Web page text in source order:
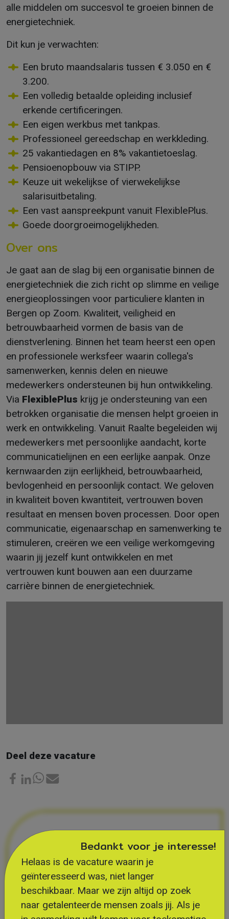
alle middelen om succesvol te groeien binnen de
energietechniek.
Dit kun je verwachten:
Een bruto maandsalaris tussen € 3.050 en €
3.200.
Een volledig betaalde opleiding inclusief
erkende certificeringen.
Een eigen werkbus met tankpas.
Professioneel gereedschap en werkkleding.
25 vakantiedagen en 8% vakantietoeslag.
Pensioenopbouw via STIPP.
Keuze uit wekelijkse of vierwekelijkse
salarisuitbetaling.
Een vast aanspreekpunt vanuit FlexiblePlus.
Goede doorgroeimogelijkheden.
Over ons
Je gaat aan de slag bij een organisatie binnen de
energietechniek die zich richt op slimme en veilige
energieoplossingen voor particuliere klanten in
Bergen op Zoom. Kwaliteit, veiligheid en
betrouwbaarheid vormen de basis van de
dienstverlening. Binnen het team heerst een open
en professionele werksfeer waarin collega's
samenwerken, kennis delen en nieuwe
medewerkers ondersteunen bij hun ontwikkeling.
Via FlexiblePlus krijg je ondersteuning van een
betrokken organisatie die mensen helpt groeien in
werk en ontwikkeling. Vanuit Raalte begeleiden wij
medewerkers met persoonlijke aandacht, korte
communicatielijnen en een eerlijke aanpak. Onze
kernwaarden zijn eerlijkheid, betrouwbaarheid,
bevlogenheid en persoonlijk contact. We geloven
in kwaliteit boven kwantiteit, vertrouwen boven
resultaat en mensen boven processen. Door open
communicatie, eigenaarschap en samenwerking te
stimuleren, creëren we een veilige werkomgeving
waarin jij jezelf kunt ontwikkelen en met
vertrouwen kunt bouwen aan een duurzame
carrière binnen de energietechniek.
Deel deze vacature
Bedankt voor je interesse!
Helaas is de vacature waarin je
geïnteresseerd was, niet langer
beschikbaar. Maar we zijn altijd op zoek
naar getalenteerde mensen zoals jij. Als je